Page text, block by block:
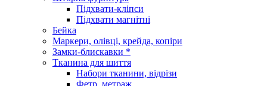
Підхвати-кліпси
Підхвати магнітні
Бейка
Маркери, олівці, крейда, копіри
Замки-блискавки *
Тканина для шиття
Набори тканини, відрізи
Фетр, метраж